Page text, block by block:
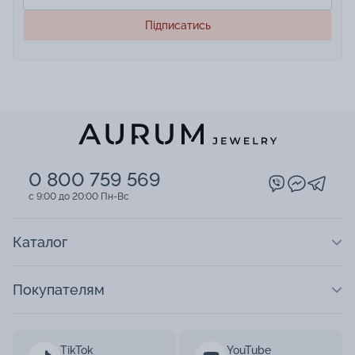
Підписатись
0 800 759 569
c 9:00 до 20:00 Пн-Вс
TikTok YouTube
Каталог
Покупателям